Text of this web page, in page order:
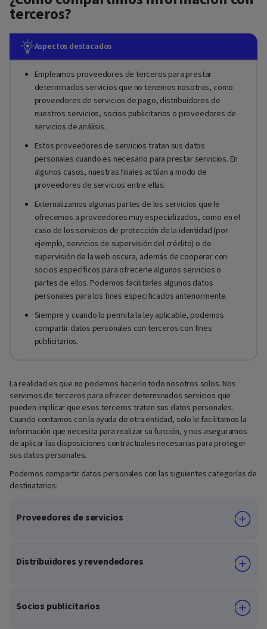
terceros?
Aspectos destacados
Empleamos proveedores de terceros para prestar
determinados servicios que no tenemos nosotros, como
proveedores de servicios de pago, distribuidores de
nuestros servicios, socios publicitarios o proveedores de
servicios de análisis.
Estos proveedores de servicios tratan sus datos
personales cuando es necesario para prestar servicios. En
algunos casos, nuestras filiales actúan a modo de
proveedores de servicios entre ellas.
Externalizamos algunas partes de los servicios que le
ofrecemos a proveedores muy especializados, como en el
caso de los servicios de protección de la identidad (por
ejemplo, servicios de supervisión del crédito) o de
supervisión de la web oscura, además de cooperar con
socios específicos para ofrecerle algunos servicios o
partes de ellos. Podemos facilitarles algunos datos
personales para los fines especificados anteriormente.
Siempre y cuando lo permita la ley aplicable, podemos
compartir datos personales con terceros con fines
publicitarios.
La realidad es que no podemos hacerlo todo nosotros solos. Nos
servimos de terceros para ofrecer determinados servicios que
pueden implicar que esos terceros traten sus datos personales.
Cuando contamos con la ayuda de otra entidad, solo le facilitamos la
información que necesita para realizar su función, y nos aseguramos
de aplicar las disposiciones contractuales necesarias para proteger
sus datos personales.
Podemos compartir datos personales con las siguientes categorías de
destinatarios:
Proveedores de servicios
Distribuidores y revendedores
Socios publicitarios